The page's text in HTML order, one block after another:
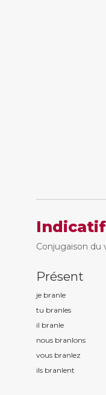
Indicatif
Conjugaison du
Présent
je branle
tu branles
il branle
nous branlons
vous branlez
ils branlent